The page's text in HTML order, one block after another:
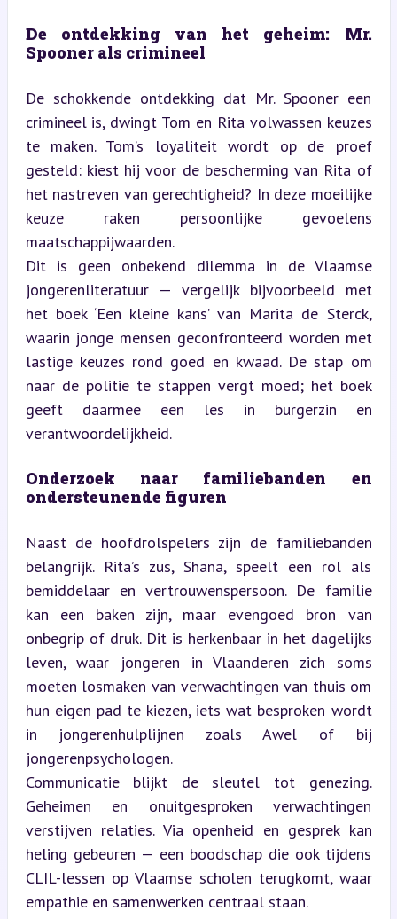
De ontdekking van het geheim: Mr.
Spooner als crimineel
De schokkende ontdekking dat Mr. Spooner een
crimineel is, dwingt Tom en Rita volwassen keuzes
te maken. Tom’s loyaliteit wordt op de proef
gesteld: kiest hij voor de bescherming van Rita of
het nastreven van gerechtigheid? In deze moeilijke
keuze raken persoonlijke gevoelens
maatschappijwaarden.
Dit is geen onbekend dilemma in de Vlaamse
jongerenliteratuur — vergelijk bijvoorbeeld met
het boek ‘Een kleine kans’ van Marita de Sterck,
waarin jonge mensen geconfronteerd worden met
lastige keuzes rond goed en kwaad. De stap om
naar de politie te stappen vergt moed; het boek
geeft daarmee een les in burgerzin en
verantwoordelijkheid.
Onderzoek naar familiebanden en
ondersteunende figuren
Naast de hoofdrolspelers zijn de familiebanden
belangrijk. Rita’s zus, Shana, speelt een rol als
bemiddelaar en vertrouwenspersoon. De familie
kan een baken zijn, maar evengoed bron van
onbegrip of druk. Dit is herkenbaar in het dagelijks
leven, waar jongeren in Vlaanderen zich soms
moeten losmaken van verwachtingen van thuis om
hun eigen pad te kiezen, iets wat besproken wordt
in jongerenhulplijnen zoals Awel of bij
jongerenpsychologen.
Communicatie blijkt de sleutel tot genezing.
Geheimen en onuitgesproken verwachtingen
verstijven relaties. Via openheid en gesprek kan
heling gebeuren — een boodschap die ook tijdens
CLIL-lessen op Vlaamse scholen terugkomt, waar
empathie en samenwerken centraal staan.